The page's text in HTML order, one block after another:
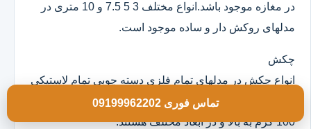
در مغازه موجود باشد.انواع مختلف 3 5 7.5 و 10 متری در
مدلهای روکش دار و ساده موجود است.
چکش
انواع چکش در مدلهای تمام فلزی دسته چوبی تمام لاستیکی
و ژله ای موجود است که خود آنها در وزن های مختلف از
100 گرم به بالا و در ابعاد مختلف هستند.
تماس فوری 09199962202